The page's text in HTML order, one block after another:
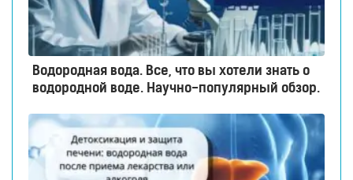
Водородная вода. Все, что вы хотели знать о
водородной воде. Научно-популярный обзор.